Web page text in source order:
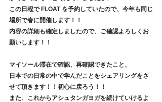
この日程で FLOAT を予約していたので、今年も同じ
場所で春に開催します！！
内容の詳細も確定しましたので、ご確認よろしくお
願いします！！
マイソール滞在で確認、再確認できたこと、
日本での日常の中で学んだことをシェアリングをさ
せて頂きます！！初心に戻ろう！！
また、これからアシュタンガヨガを続けていけるよ